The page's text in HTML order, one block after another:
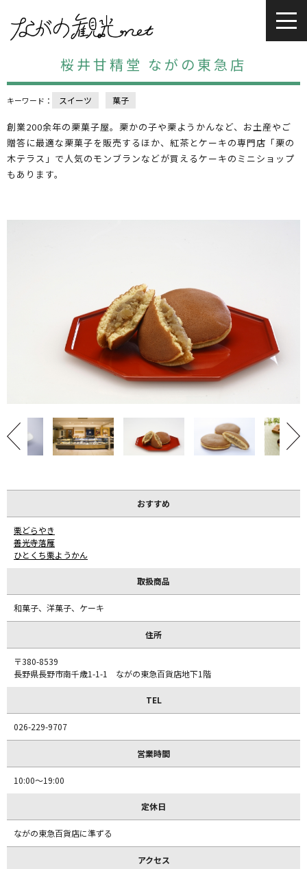
桜井甘精堂 ながの東急店
キーワード： スイーツ 菓子
創業200余年の栗菓子屋。栗かの子や栗ようかんなど、お土産やご
贈答に最適な栗菓子を販売するほか、紅茶とケーキの専門店「栗の
木テラス」で人気のモンブランなどが買えるケーキのミニショップ
もあります。
おすすめ
栗どらやき
善光寺落雁
ひとくち栗ようかん
取扱商品
和菓子、洋菓子、ケーキ
住所
〒380-8539
長野県長野市南千歳1-1-1 ながの東急百貨店地下1階
TEL
026-229-9707
営業時間
10:00～19:00
定休日
ながの東急百貨店に準ずる
アクセス